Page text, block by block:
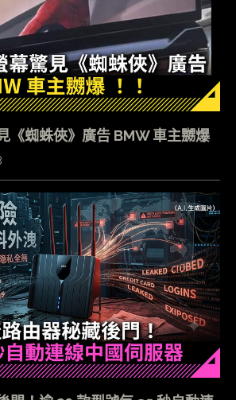
《蜘蛛俠》廣告 BMW 車主嬲爆